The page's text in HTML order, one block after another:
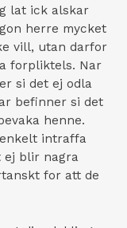
lat ick alskar
herre mycket
vill, utan darfor
forpliktels. Nar
si det ej odla
befinner si det
henne.
intraffa
ej blir nagra
for att de